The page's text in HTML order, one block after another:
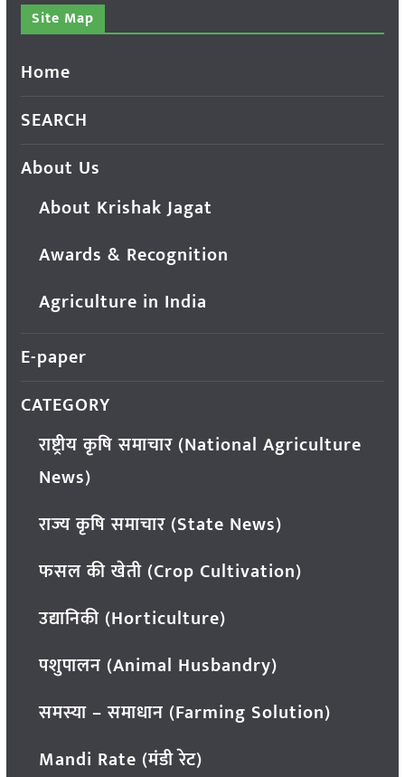
Site Map
Home
SEARCH
About Us
About Krishak Jagat
Awards & Recognition
Agriculture in India
E-paper
CATEGORY
राष्ट्रीय कृषि समाचार (National Agriculture
News)
राज्य कृषि समाचार (State News)
फसल की खेती (Crop Cultivation)
उद्यानिकी (Horticulture)
पशुपालन (Animal Husbandry)
समस्या – समाधान (Farming Solution)
Mandi Rate (मंडी रेट)